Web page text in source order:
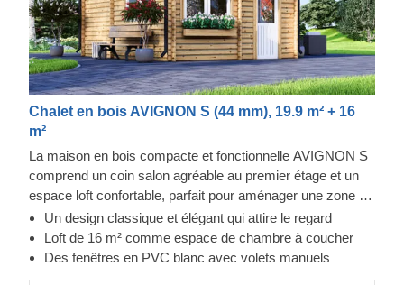
Chalet en bois AVIGNON S (44 mm), 19.9 m² + 16
m²
La maison en bois compacte et fonctionnelle AVIGNON S
comprend un coin salon agréable au premier étage et un
espace loft confortable, parfait pour aménager une zone de
repos au deuxième étage. Si vous êtes à la recherche
d'une maison en bois très fonctionnelle et économique, ce
modèle est peut-être celui qu'il vous faut.Ce modèle est
Un design classique et élégant qui attire le regard
Loft de 16 m² comme espace de chambre à coucher
Des fenêtres en PVC blanc avec volets manuels